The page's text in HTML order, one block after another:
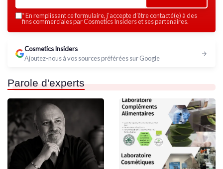
*En remplissant ce formulaire, j’accepte d’être contacté(e) à des
fins commerciales par Cosmetics Insiders et ses partenaires.
Cosmetics Insiders
Ajoutez-nous à vos sources préférées sur Google
Parole d'experts